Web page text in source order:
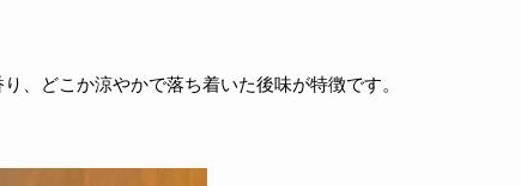
、どこか涼やかで落ち着いた後味が特徴です。